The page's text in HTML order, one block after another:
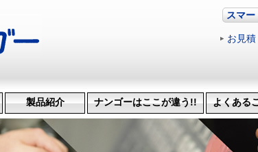
スマ
お見
製品紹介
機械加工
治具･省力化機械
試作・開発
特許技術
ナンゴーはここが違う!!
よくある